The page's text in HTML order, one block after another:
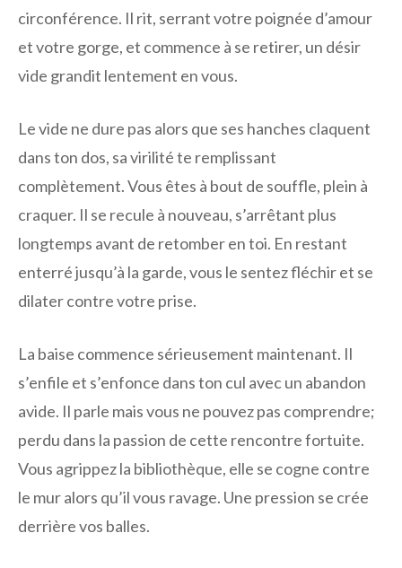
circonférence. Il rit, serrant votre poignée d’amour
et votre gorge, et commence à se retirer, un désir
vide grandit lentement en vous.
Le vide ne dure pas alors que ses hanches claquent
dans ton dos, sa virilité te remplissant
complètement. Vous êtes à bout de souffle, plein à
craquer. Il se recule à nouveau, s’arrêtant plus
longtemps avant de retomber en toi. En restant
enterré jusqu’à la garde, vous le sentez fléchir et se
dilater contre votre prise.
La baise commence sérieusement maintenant. Il
s’enfile et s’enfonce dans ton cul avec un abandon
avide. Il parle mais vous ne pouvez pas comprendre;
perdu dans la passion de cette rencontre fortuite.
Vous agrippez la bibliothèque, elle se cogne contre
le mur alors qu’il vous ravage. Une pression se crée
derrière vos balles.